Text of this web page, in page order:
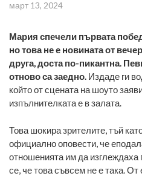
март 13, 2024
Мария спечели първата
но това не е новината от
друга, доста по-пикантна.
отново са заедно. Издаде ги
който от сцената на шоуто
изпълнителката е в залата.
Това шокира зрителите, тъй
официално оповести, че
отношенията им да изглеждаха
се, че това съвсем не е така. От